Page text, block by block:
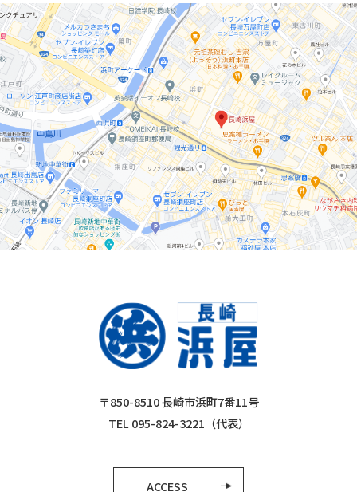
〒850-8510 長崎市浜町7番11号
TEL 095-824-3221（代表）
ACCESS